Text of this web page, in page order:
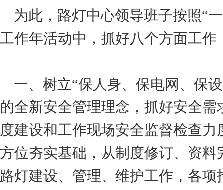
为此，路灯中心领导班子按照“
工作年活动中，抓好八个方面工作
一、树立“保人身、保电网、保
的全新安全管理理念，抓好安全
度建设和工作现场安全监督检查
方位夯实基础，从制度修订、资
路灯建设、管理、维护工作，各